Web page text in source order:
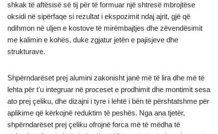
shkak të aftësisë së tij për të formuar një shtresë mbrojtëse
oksidi në sipërfaqe si rezultat i ekspozimit ndaj ajrit, gjë që
ndihmon në uljen e kostove të mirëmbajtjes dhe zëvendësimit
me kalimin e kohës, duke zgjatur jetën e pajisjeve dhe
strukturave.
Shpërndarëset prej alumini zakonisht janë më të lira dhe më të
lehta për t'u integruar në proceset e prodhimit dhe montimit sesa
ato prej çeliku, dhe dizajni i tyre i lehtë i bën të përshtatshme për
aplikime që kërkojnë reduktim të peshës. Nga ana tjetër,
shpërndarëset prej çeliku ofrojnë forca më të mëdha të